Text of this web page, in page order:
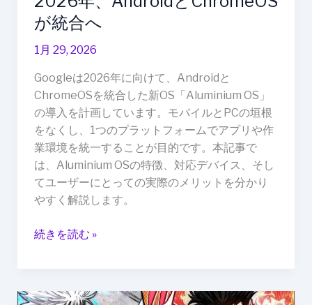
が統合へ
1月 29, 2026
Googleは2026年に向けて、Androidと
ChromeOSを統合した新OS「Aluminium OS」
の導入を計画しています。モバイルとPCの垣根
をなくし、1つのプラットフォームでアプリや作
業環境を統一することが目的です。本記事で
は、Aluminium OSの特徴、対応デバイス、そし
てユーザーにとっての実際のメリットを分かり
やすく解説します。
続きを読む »
AI